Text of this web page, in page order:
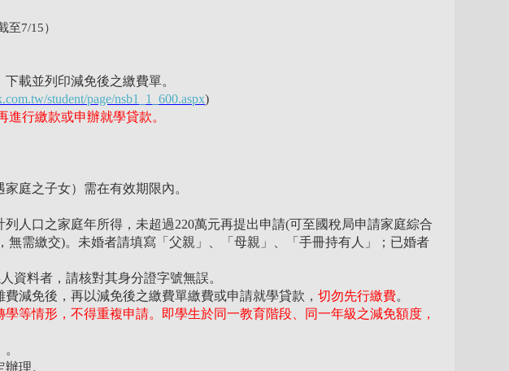
至7/15）
下載並列印減免後之繳費單。
student/page/nsb1_1_600.aspx)
行繳款或申辦就學貸款。
庭之子女）需在有效期限內。
人口之家庭年所得，未超過220萬元再提出申請(可至國稅局申請家庭綜合
無需繳交)。未婚者請填寫「父親」、「母親」、「手冊持有人」；已婚者
資料者，請核對其身分證字號無誤。
減免後，再以減免後之繳費單繳費或申請就學貸款，切勿先行繳費。
等情形，不得重複申請。即學生於同一教育階段、同一年級之減免額度，
理。